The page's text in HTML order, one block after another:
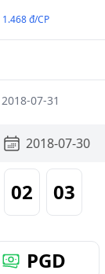
1.468 đ/CP
2018-07-31
2018-07-30
02 03
PGD